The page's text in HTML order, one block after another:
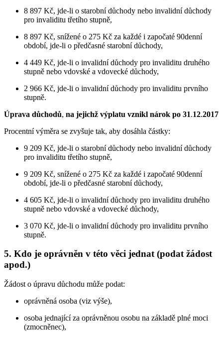
8 897 Kč, jde-li o starobní důchody nebo invalidní důchody
pro invaliditu třetího stupně,
8 897 Kč, snížené o 275 Kč za každé i započaté 90denní
období, jde-li o předčasné starobní důchody,
4 449 Kč, jde-li o invalidní důchody pro invaliditu druhého
stupně nebo vdovské a vdovecké důchody,
2 966 Kč, jde-li o invalidní důchody pro invaliditu prvního
stupně.
Úprava důchodů, na jejichž výplatu vznikl nárok po 31.12.2017
Procentní výměra se zvyšuje tak, aby dosáhla částky:
9 209 Kč, jde-li o starobní důchody nebo invalidní důchody
pro invaliditu třetího stupně,
9 209 Kč, snížené o 275 Kč za každé i započaté 90denní
období, jde-li o předčasné starobní důchody,
4 605 Kč, jde-li o invalidní důchody pro invaliditu druhého
stupně nebo vdovské a vdovecké důchody,
3 070 Kč, jde-li o invalidní důchody pro invaliditu prvního
stupně.
5. Kdo je oprávněn v této věci jednat (podat žádost
apod.)
Žádost o úpravu důchodu může podat:
oprávněná osoba (viz výše),
osoba jednající za oprávněnou osobu na základě plné moci
(zmocněnec),